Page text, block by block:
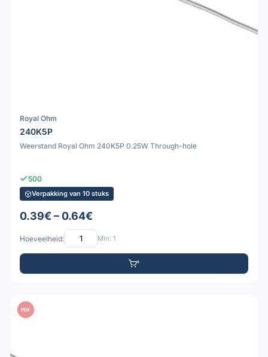
Royal Ohm
240K5P
Weerstand Royal Ohm 240K5P 0.25W Through-hole
500
Verpakking van 10 stuks
0.39€ – 0.64€
Hoeveelheid: Min: 1
PDF